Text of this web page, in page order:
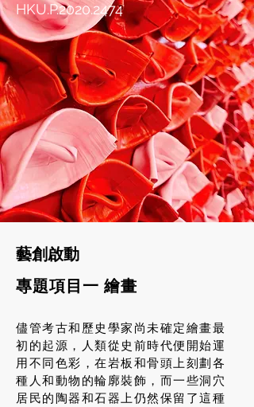
HKU.P.2020.2474
藝創啟動
專題項目一 繪畫
儘管考古和歷史學家尚未確定繪畫最
初的起源，人類從史前時代便開始運
用不同色彩，在岩板和骨頭上刻劃各
種人和動物的輪廓裝飾，而一些洞穴
居民的陶器和石器上仍然保留了這種